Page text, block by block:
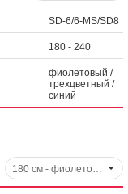
SD-6/6-MS/SD8
180 - 240
фиолетовый /
трехцветный /
синий
180 см - фиолетовый, арт. SD6